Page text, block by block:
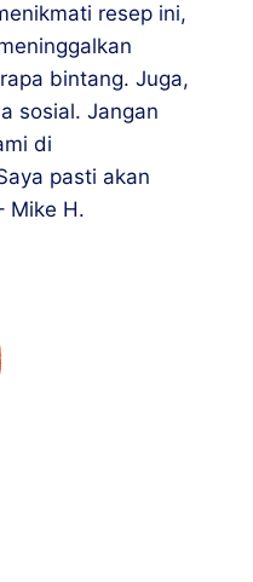
resep ini,
bintang. Juga,
sosial. Jangan
di
pasti akan
Mike H.